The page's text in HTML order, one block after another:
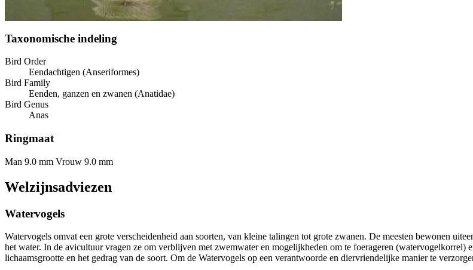
Taxonomische indeling
Bird Order
Eendachtigen (Anseriformes)
Bird Family
Eenden, ganzen en zwanen (Anatidae)
Bird Genus
Anas
Ringmaat
Man 9.0 mm Vrouw 9.0 mm
Welzijnsadviezen
Watervogels
Watervogels omvat een grote verscheidenheid aan soorten, van kleine talingen tot grote zwanen. De meesten bewonen
het water. In de avicultuur vragen ze om verblijven met zwemwater en mogelijkheden om te foerageren
lichaamsgrootte en het gedrag van de soort. Om de Watervogels op een verantwoorde en diervriendelijke manier te